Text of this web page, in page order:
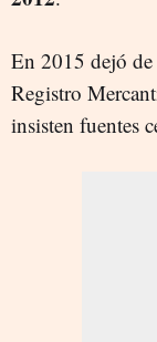
En 2015 dejó
Registro
insisten fuentes